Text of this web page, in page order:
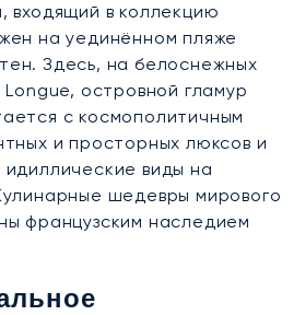
входящий в коллекцию
на уединённом пляже
Здесь, на белоснежных
островной гламур
с космополитичным
и просторных люксов и
виды на
шедевры мирового
французским наследием